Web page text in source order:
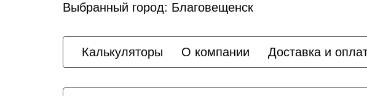
Выбранный город: Благовещенск
Калькуляторы О компании Доставка и